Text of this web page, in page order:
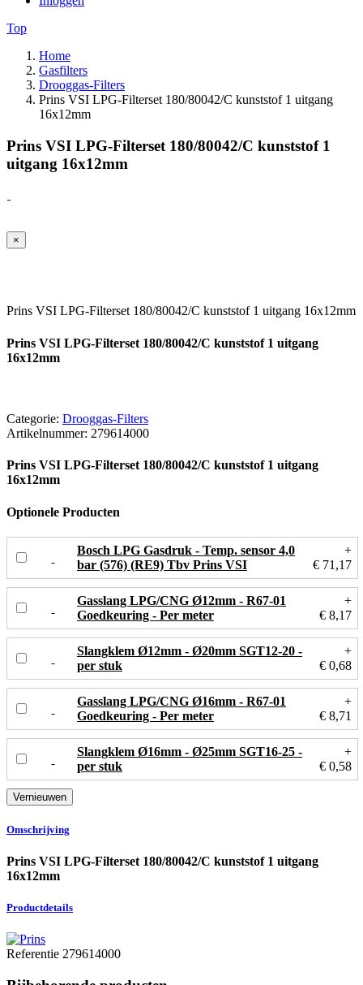
Top
Home
Gasfilters
Drooggas-Filters
Prins VSI LPG-Filterset 180/80042/C kunststof 1 uitgang
16x12mm
Prins VSI LPG-Filterset 180/80042/C kunststof 1
uitgang 16x12mm
×
Prins VSI LPG-Filterset 180/80042/C kunststof 1 uitgang 16x12mm
Prins VSI LPG-Filterset 180/80042/C kunststof 1 uitgang
16x12mm
Categorie: Drooggas-Filters
Artikelnummer: 279614000
Prins VSI LPG-Filterset 180/80042/C kunststof 1 uitgang
16x12mm
Optionele Producten
Bosch LPG Gasdruk - Temp. sensor 4,0
bar (576) (RE9) Tbv Prins VSI
+
€ 71,17
Gasslang LPG/CNG Ø12mm - R67-01
Goedkeuring - Per meter
+
€ 8,17
Slangklem Ø12mm - Ø20mm SGT12-20 -
per stuk
+
€ 0,68
Gasslang LPG/CNG Ø16mm - R67-01
Goedkeuring - Per meter
+
€ 8,71
Slangklem Ø16mm - Ø25mm SGT16-25 -
per stuk
+
€ 0,58
Omschrijving
Prins VSI LPG-Filterset 180/80042/C kunststof 1 uitgang
16x12mm
Productdetails
Referentie 279614000